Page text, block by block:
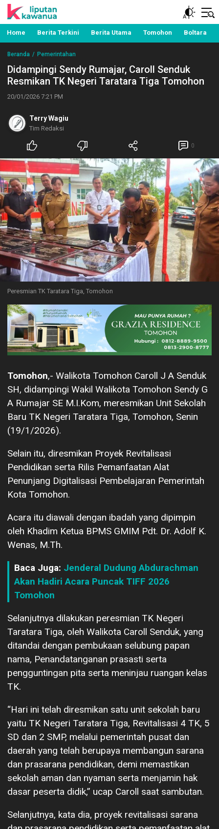
Liputan Kawanua
Berita Manado, Sulawesi Utara, Kawanua, Politik,
Pemerintahan, Hukum Kriminal dan Nasional
Home Berita Terkini Berita Utama Tomohon Boltara
Beranda Pemerintahan
Didampingi Sendy Rumajar, Caroll Senduk
Resmikan TK Negeri Taratara Tiga Tomohon
20/01/2026 7:21 PM
Terry Wagiu
Tim Redaksi
0
Peresmian TK Taratara Tiga, Tomohon
Tomohon,- Walikota Tomohon Caroll J A Senduk
SH, didampingi Wakil Walikota Tomohon Sendy G
A Rumajar SE M.I.Kom, meresmikan Unit Sekolah
Baru TK Negeri Taratara Tiga, Tomohon, Senin
(19/1/2026).
Selain itu, diresmikan Proyek Revitalisasi
Pendidikan serta Rilis Pemanfaatan Alat
Penunjang Digitalisasi Pembelajaran Pemerintah
Kota Tomohon.
Acara itu diawali dengan ibadah yang dipimpin
oleh Khadim Ketua BPMS GMIM Pdt. Dr. Adolf K.
Wenas, M.Th.
Baca Juga: Jenderal Dudung Abdurachman
Akan Hadiri Acara Puncak TIFF 2026
Tomohon
Selanjutnya dilakukan peresmian TK Negeri
Taratara Tiga, oleh Walikota Caroll Senduk, yang
ditandai dengan pembukaan selubung papan
nama, Penandatanganan prasasti serta
pengguntingan pita serta meninjau ruangan kelas
TK.
“Hari ini telah diresmikan satu unit sekolah baru
yaitu TK Negeri Taratara Tiga, Revitalisasi 4 TK, 5
SD dan 2 SMP, melalui pemerintah pusat dan
daerah yang telah berupaya membangun sarana
dan prasarana pendidikan, demi memastikan
sekolah aman dan nyaman serta menjamin hak
dasar peserta didik,” ucap Caroll saat sambutan.
Selanjutnya, kata dia, proyek revitalisasi sarana